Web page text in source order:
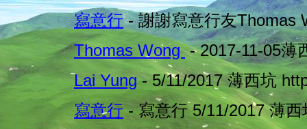
寫意行- 謝謝寫意行友Thomas
Thomas Wong- 2017-11-05薄
Lai Yung- 5/11/2017 薄西坑
寫意行- 寫意行 5/11/2017 薄